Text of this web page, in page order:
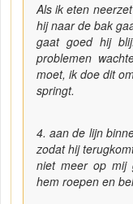
Als ik eten
hij naar de bak
gaat goed hij
problemen
moet, ik doe dit
springt.
4. aan de lijn
zodat hij
niet meer op mij
hem roepen en